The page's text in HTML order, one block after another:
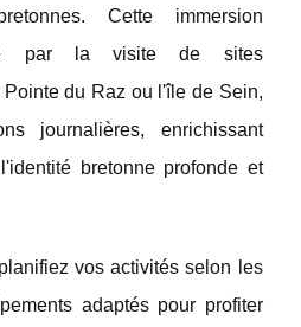
Cette immersion
par la visite de sites
du Raz ou l'île de Sein,
journalières, enrichissant
bretonne profonde et
planifiez vos activités selon les
adaptés pour profiter